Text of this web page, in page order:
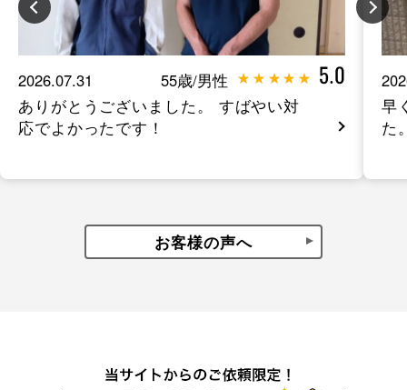
2026.07.31 55歳/男性 5.0
ありがとうございました。 すばやい対
応でよかったです！
早
た
お客様の声へ